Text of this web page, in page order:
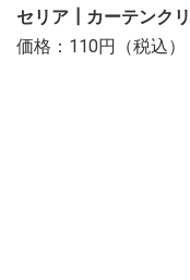
セリア┃カーテンク
価格：110円（税込）